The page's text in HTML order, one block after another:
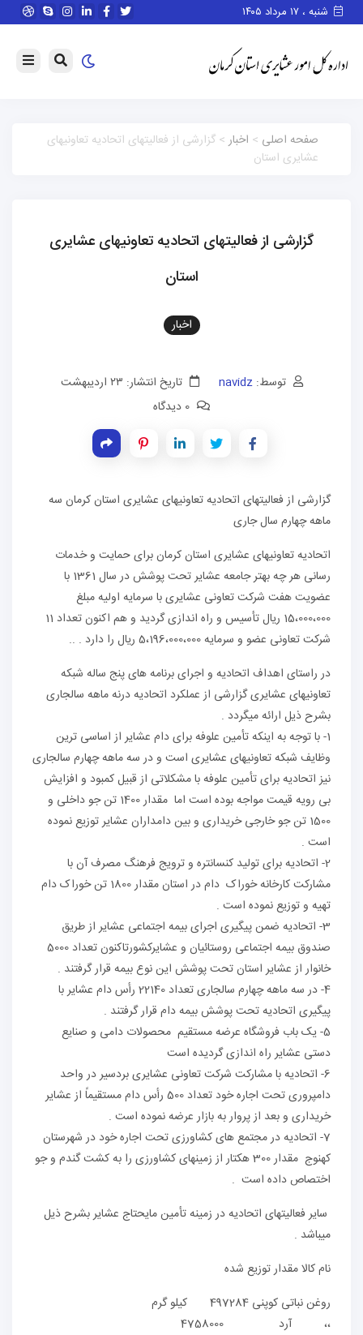
شنبه ، ۱۷ مرداد ۱۴۰۵
صفحه اصلی > اخبار> گزارشی از فعالیتهای اتحادیه تعاونیهای
عشایری استان
گزارشی از فعالیتهای اتحادیه تعاونیهای عشایری
استان
اخبار
توسط:navidz
تاریخ انتشار: ۲۳ اردیبهشت
گزارشی از فعالیتهای اتحادیه تعاونیهای عشایری استان کرمان سه
ماهه چهارم سال جاری
اتحادیه تعاونیهای عشایری استان کرمان برای حمایت و خدمات
رسانی هر چه بهتر جامعه عشایر تحت پوشش در سال 1361 با
عضویت هفت شرکت تعاونی عشایری با سرمایه اولیه مبلغ
15،000،000 ریال تأسیس و راه اندازی گردید و هم اکنون تعداد 11
شرکت تعاونی عضو و سرمایه 5،196،000،000 ریال را دارد . ..
در راستای اهداف اتحادیه و اجرای برنامه های پنج ساله شبکه
تعاونیهای عشایری گزارشی از عملکرد اتحادیه درنه ماهه سالجاری
بشرح ذیل ارائه میگردد .
1- با توجه به اینکه تأمین علوفه برای دام عشایر از اساسی ترین
وظایف شبکه تعاونیهای عشایری است و در سه ماهه چهارم سالجاری
نیز اتحادیه برای تأمین علوفه با مشکلاتی از قبیل کمبود و افزایش
بی رویه قیمت مواجه بوده است اما مقدار 1400 تن جو داخلی و
1500 تن جو خارجی خریداری و بین دامداران عشایر توزیع نموده
است .
2- اتحادیه برای تولید کنسانتره و ترویج فرهنگ مصرف آن با
مشارکت کارخانه خوراک دام در استان مقدار 1800 تن خوراک دام
تهیه و توزیع نموده است .
3- اتحادیه ضمن پیگیری اجرای بیمه اجتماعی عشایر از طریق
صندوق بیمه اجتماعی روستائیان و عشایرکشورتاکنون تعداد 5000
خانوار از عشایر استان تحت پوشش این نوع بیمه قرار گرفتند .
4- در سه ماهه چهارم سالجاری تعداد 22140 رأس دام عشایر با
پیگیری اتحادیه تحت پوشش بیمه دام قرار گرفتند .
5- یک باب فروشگاه عرضه مستقیم محصولات دامی و صنایع
دستی عشایر راه اندازی گردیده است
6- اتحادیه با مشارکت شرکت تعاونی عشایری بردسیر در واحد
دامپروری تحت اجاره خود تعداد 500 رأس دام مستقیماً از عشایر
خریداری و بعد از پروار به بازار عرضه نموده است .
7- اتحادیه در مجتمع های کشاورزی تحت اجاره خود در شهرستان
کهنوج مقدار 300 هکتار از زمینهای کشاورزی را به کشت گندم و جو
اختصاص داده است .
سایر فعالیتهای اتحادیه در زمینه تأمین مایحتاج عشایر بشرح ذیل
میباشد .
نام کالا مقدار توزیع شده
روغن نباتی کوپنی 497284 کیلو گرم
،، آرد 4758000